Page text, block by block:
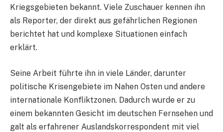
Kriegsgebieten bekannt. Viele Zuschauer kennen ihn
als Reporter, der direkt aus gefährlichen Regionen
berichtet hat und komplexe Situationen einfach
erklärt.
Seine Arbeit führte ihn in viele Länder, darunter
politische Krisengebiete im Nahen Osten und andere
internationale Konfliktzonen. Dadurch wurde er zu
einem bekannten Gesicht im deutschen Fernsehen und
galt als erfahrener Auslandskorrespondent mit viel